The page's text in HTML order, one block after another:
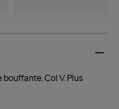
Col V. Plus